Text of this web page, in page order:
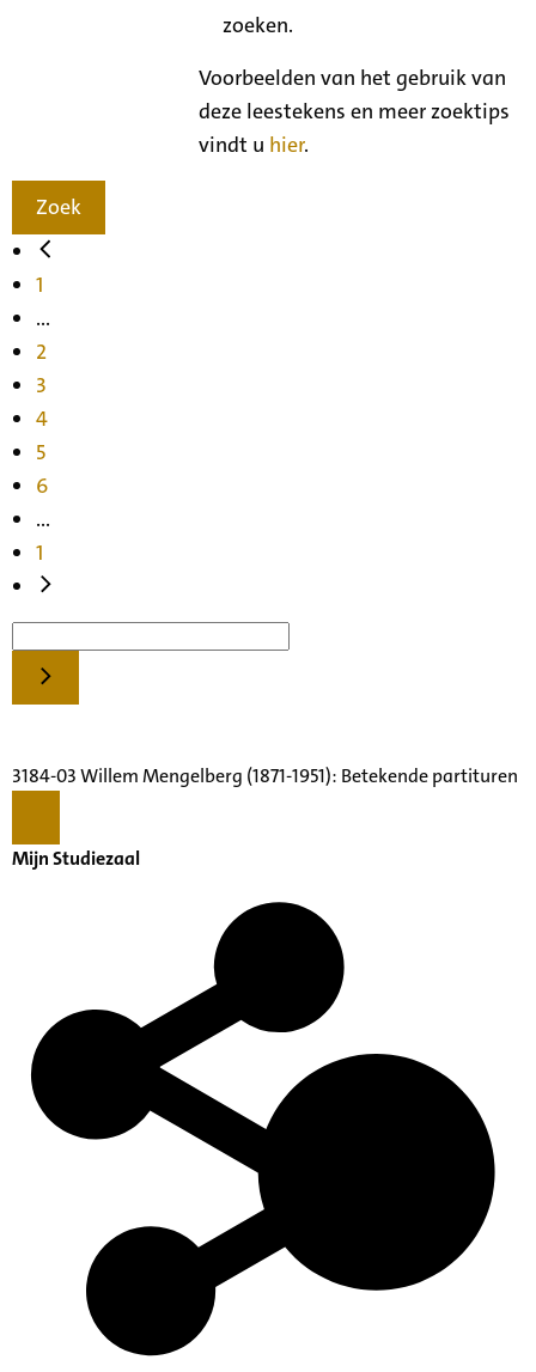
zoeken.
Voorbeelden van het gebruik van
deze leestekens en meer zoektips
vindt u hier.
Zoek
1
...
2
3
4
5
6
...
1
3184-03 Willem Mengelberg (1871-1951): Betekende partituren
Mijn Studiezaal